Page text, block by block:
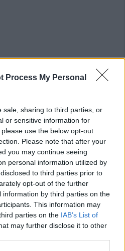
Process My Personal
sale, sharing to third parties, or
or sensitive information for
use the below opt-out
Please note that after your
you may continue seeing
personal information utilized by
to third parties prior to
opt-out of the further
by third parties on the
This information may
parties on the IAB’s List of
may further disclose it to other